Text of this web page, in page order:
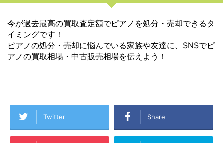
今が過去最高の買取査定額でピアノを処分・売却できるタ
イミングです！
ピアノの処分・売却に悩んでいる家族や友達に、SNSでピ
アノの買取相場・中古販売相場を伝えよう！
Twitter Share